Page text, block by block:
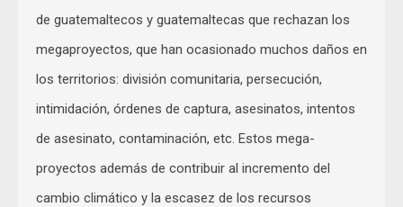
de guatemaltecos y guatemaltecas que rechazan los
megaproyectos, que han ocasionado muchos daños en
los territorios: división comunitaria, persecución,
intimidación, órdenes de captura, asesinatos, intentos
de asesinato, contaminación, etc. Estos mega-
proyectos además de contribuir al incremento del
cambio climático y la escasez de los recursos